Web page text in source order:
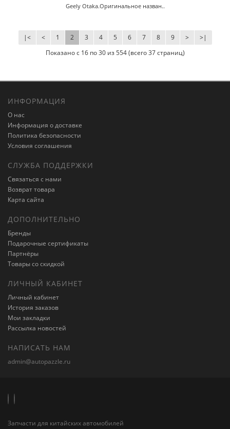
Geely Otaka.Оригинальное назван..
|< < 1 2 3 4 5 6 7 8 9 > >|
Показано с 16 по 30 из 554 (всего 37 страниц)
ИНФОРМАЦИЯ
О нас
Информация о доставке
Политика безопасности
Условия соглашения
СЛУЖБА ПОДДЕРЖКИ
Связаться с нами
Возврат товара
Карта сайта
ДОПОЛНИТЕЛЬНО
Бренды
Подарочные сертификаты
Партнёры
Товары со скидкой
ЛИЧНЫЙ КАБИНЕТ
Личный кабинет
История заказов
Мои закладки
Рассылка новостей
НАПИСАТЬ НАМ
admin@autopazzle.ru
Запчасти для китайских автомобилей